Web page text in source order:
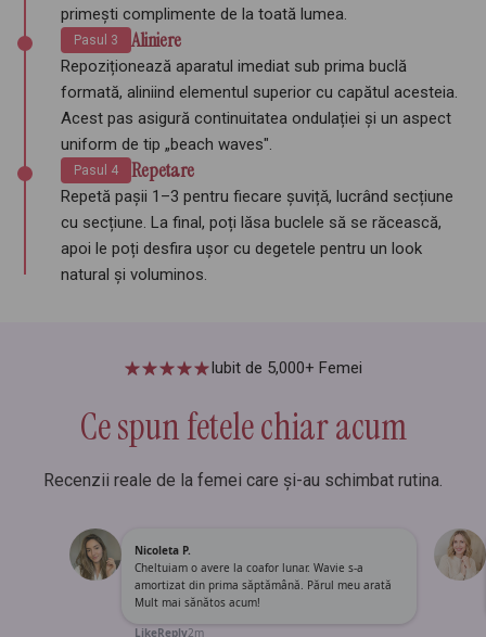
primești complimente de la toată lumea.
Pasul 3 Aliniere
Repoziționează aparatul imediat sub prima buclă
formată, aliniind elementul superior cu capătul acesteia.
Acest pas asigură continuitatea ondulației și un aspect
uniform de tip „beach waves".
Pasul 4 Repetare
Repetă pașii 1–3 pentru fiecare șuvițǎ, lucrând secțiune
cu secțiune. La final, poți lăsa buclele să se răcească,
apoi le poți desfira ușor cu degetele pentru un look
natural și voluminos.
Iubit de 5,000+ Femei
Ce spun fetele chiar acum
Recenzii reale de la femei care și-au schimbat rutina.
Nicoleta P.
Cheltuiam o avere la coafor lunar. Wavie s-a
amortizat din prima săptămână. Părul meu arată
Mult mai sănătos acum!
LikeReply2m